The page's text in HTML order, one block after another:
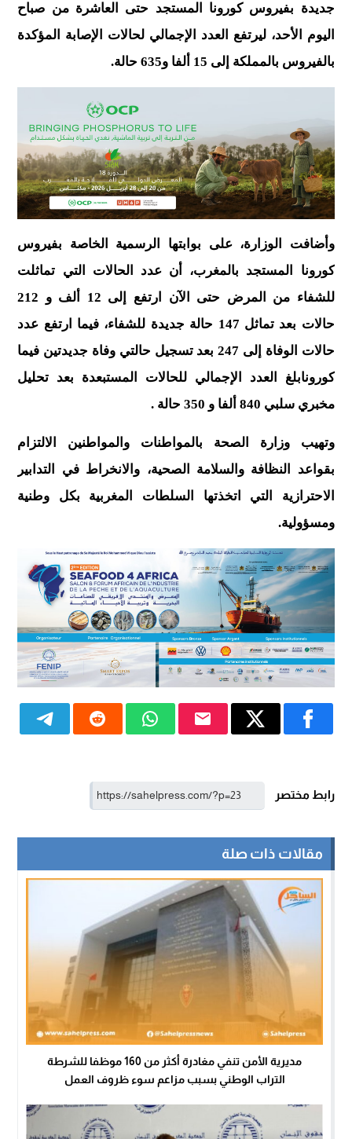
جديدة بفيروس كورونا المستجد حتى العاشرة من صباح
اليوم الأحد، ليرتفع العدد الإجمالي لحالات الإصابة المؤكدة
بالفيروس بالمملكة إلى 15 ألفا و635 حالة.
وأضافت الوزارة، على بوابتها الرسمية الخاصة بفيروس
كورونا المستجد بالمغرب، أن عدد الحالات التي تماثلت
للشفاء من المرض حتى الآن ارتفع إلى 12 ألف و 212
حالات بعد تماثل 147 حالة جديدة للشفاء، فيما ارتفع عدد
حالات الوفاة إلى 247 بعد تسجيل حالتي وفاة جديدتين فيما
كورونابلغ العدد الإجمالي للحالات المستبعدة بعد تحليل
مخبري سلبي 840 ألفا و 350 حالة .
وتهيب وزارة الصحة بالمواطنات والمواطنين الالتزام
بقواعد النظافة والسلامة الصحية، والانخراط في التدابير
الاحترازية التي اتخذتها السلطات المغربية بكل وطنية
ومسؤولية.
رابط مختصر
مقالات ذات صلة
مديرية الأمن تنفي مغادرة أكثر من 160 موظفا للشرطة
التراب الوطني بسبب مزاعم سوء ظروف العمل